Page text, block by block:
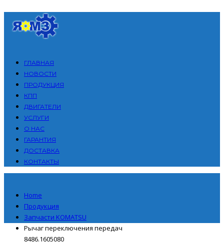
ГЛАВНАЯ
НОВОСТИ
ПРОДУКЦИЯ
КПП
ДВИГАТЕЛИ
УСЛУГИ
О НАС
ГАРАНТИЯ
ДОСТАВКА
КОНТАКТЫ
Home
Продукция
Запчасти KOMATSU
Рычаг переключения передач
8486.1605080